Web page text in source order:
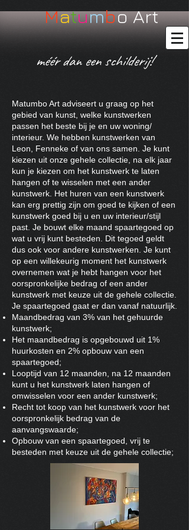
Matumbo Art
méér dan een schilderij!
Matumbo Art adviseert u graag op het
gebied van kunst, welke kunstwerken
passen het beste bij je en uw woning/
interieur. We hebben kunstwerken van
Leon, Fenneke of van ons samen. Je kunt
kiezen uit onze gehele collectie, na elk jaar
kun je kiezen om het kunstwerk te laten
hangen of te wisselen met een ander
kunstwerk. Het huren van een kunstwerk
kan erg prettig zijn om goed te kijken of een
kunstwerk goed bij u en uw interieur/stijl
past. Je bouwt elke maand spaartegoed op
wat u vrij kunt besteden. Dit tegoed geldt
dus ook voor andere kunstwerken. Je kunt
op een willekeurig moment het kunstwerk
overnemen wat je hebt hangen voor het
oorspronkelijke bedrag of een ander
kunstwerk met keuze uit de gehele collectie.
Je spaartegoed gaat er dan vanaf natuurlijk.
Maandbedrag van 3% van het gehuurde
kunstwerk;
Het maandbedrag is opgebouwd uit 1%
huurkosten en 2% opbouw van een
spaartegoed;
Looptijd van 12 maanden, na 12 maanden
kunt u het kunstwerk laten hangen of
omwisselen voor een ander kunstwerk;
Recht tot koop van het kunstwerk voor het
oorspronkelijk bedrag van de
aanvangswaarde;
Opbouw van een spaartegoed, vrij te
besteden met keuze uit de gehele collectie;